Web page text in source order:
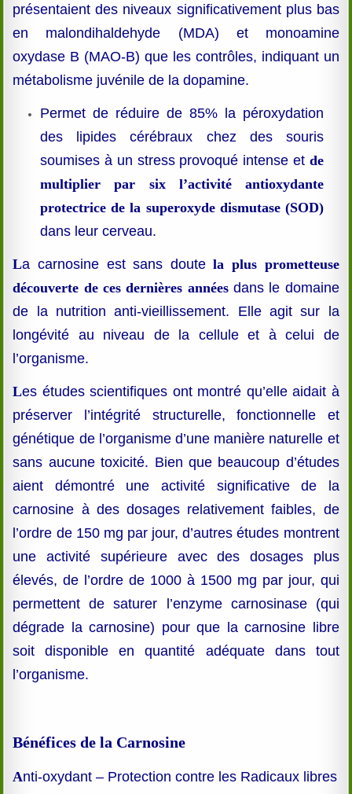
présentaient des niveaux significativement plus bas
en malondihaldehyde (MDA) et monoamine
oxydase B (MAO-B) que les contrôles, indiquant un
métabolisme juvénile de la dopamine.
Permet de réduire de 85% la péroxydation
des lipides cérébraux chez des souris
soumises à un stress provoqué intense et de
multiplier par six l’activité antioxydante
protectrice de la superoxyde dismutase (SOD)
dans leur cerveau.
La carnosine est sans doutela plus prometteuse
découverte de ces dernières années dans le domaine
de la nutrition anti-vieillissement. Elle agit sur la
longévité au niveau de la cellule et à celui de
l’organisme.
Les études scientifiques ont montré qu’elle aidait à
préserver l’intégrité structurelle, fonctionnelle et
génétique de l’organisme d’une manière naturelle et
sans aucune toxicité. Bien que beaucoup d’études
aient démontré une activité significative de la
carnosine à des dosages relativement faibles, de
l’ordre de 150 mg par jour, d’autres études montrent
une activité supérieure avec des dosages plus
élevés, de l’ordre de 1000 à 1500 mg par jour, qui
permettent de saturer l’enzyme carnosinase (qui
dégrade la carnosine) pour que la carnosine libre
soit disponible en quantité adéquate dans tout
l’organisme.
Bénéfices de la Carnosine
Anti-oxydant – Protection contre les Radicaux libres